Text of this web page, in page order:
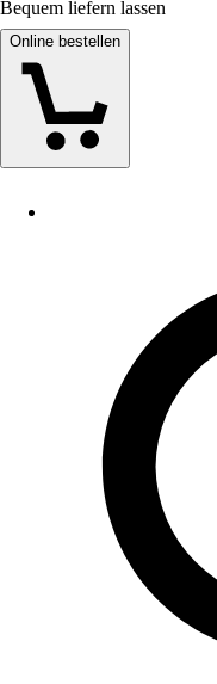
Bequem liefern lassen
Online bestellen